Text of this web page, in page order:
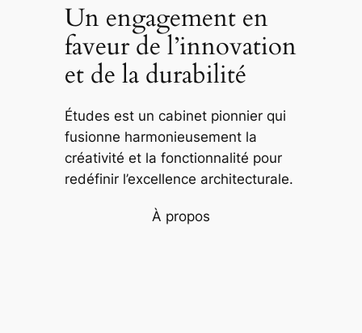
Un engagement en
faveur de l’innovation
et de la durabilité
Études est un cabinet pionnier qui
fusionne harmonieusement la
créativité et la fonctionnalité pour
redéfinir l’excellence architecturale.
À propos